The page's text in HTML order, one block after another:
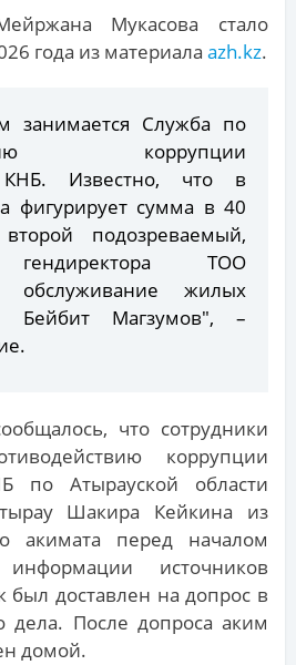
Мукасова стало
года из материала azh.kz.
занимается Служба по
коррупции
КНБ. Известно, что в
фигурирует сумма в 40
подозреваемый,
гендиректора ТОО
обслуживание жилых
Бейбит Магзумов", –
что сотрудники
коррупции
по Атырауской области
Шакира Кейкина из
акимата перед началом
источников
был доставлен на допрос в
дела. После допроса аким
домой.